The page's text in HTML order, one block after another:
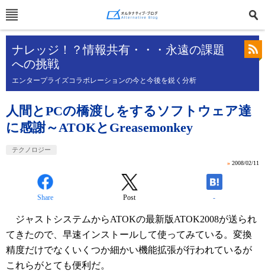
ナレッジ！？情報共有・・・永遠の課題
への挑戦
エンタープライズコラボレーションの今と今後を鋭く分析
人間とPCの橋渡しをするソフトウェア達
に感謝～ATOKとGreasemonkey
テクノロジー
» 2008/02/11
Share Post -
ジャストシステムからATOKの最新版ATOK2008が送られ
てきたので、早速インストールして使ってみている。変換
精度だけでなくいくつか細かい機能拡張が行われているが
これらがとても便利だ。